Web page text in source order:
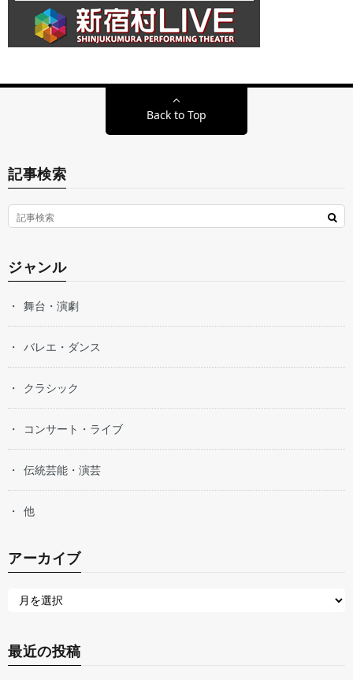
Back to Top
記事検索
ジャンル
舞台・演劇
バレエ・ダンス
クラシック
コンサート・ライブ
伝統芸能・演芸
他
アーカイブ
最近の投稿